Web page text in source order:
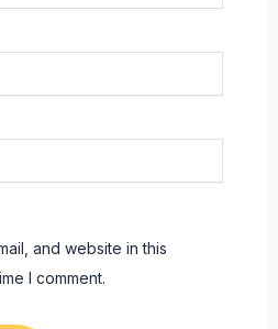
and website in this
I comment.